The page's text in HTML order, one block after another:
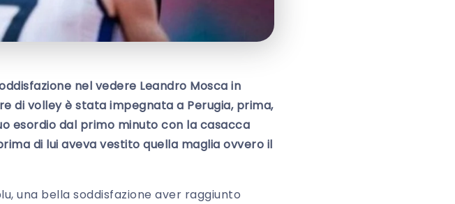
nel vedere Leandro Mosca in
di volley è stata impegnata a Perugia, prima,
esordio dal primo minuto con la casacca
di lui aveva vestito quella maglia ovvero il
una bella soddisfazione aver raggiunto